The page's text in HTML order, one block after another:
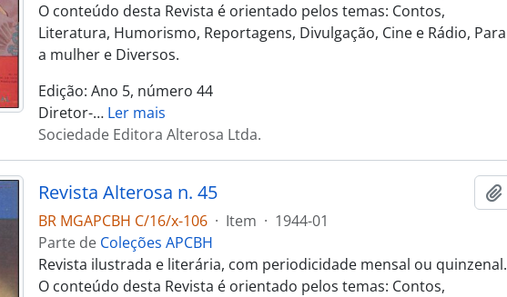
O conteúdo desta Revista é orientado pelos temas: Contos,
Literatura, Humorismo, Reportagens, Divulgação, Cine e Rádio, Para
a mulher e Diversos.
Edição: Ano 5, número 44
Diretor-… Ler mais
Sociedade Editora Alterosa Ltda.
Revista Alterosa n. 45
BR MGAPCBH C/16/x-106 · Item · 1944-01
Parte de Coleções APCBH
Revista ilustrada e literária, com periodicidade mensal ou quinzenal.
O conteúdo desta Revista é orientado pelos temas: Contos,